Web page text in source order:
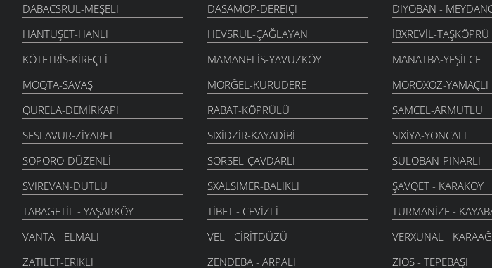
DABACSRUL-MEŞELI
DASAMOP-DEREIÇI DIYOBAN -
HANTUŞET-HANLI
HEVSRUL-ÇAĞLAYAN İBXREVIL-TAŞKÖPRÜ
KÖTETRIS-KIREÇLI
MAMANELIS-YAVUZKÖY MANATBA-YEŞILCE
MOQTA-SAVAŞ
MORĞEL-KURUDERE MOROXOZ-YAMAÇLI
QURELA-DEMIRKAPI
RABAT-KÖPRÜLÜ SAMCEL-ARMUTLU
SESLAVUR-ZIYARET
SIXIDZIR-KAYADIBI SIXIYA-YONCALI
SOPORO-DÜZENLI
SORSEL-ÇAVDARLI SULOBAN-PINARLI
SVIREVAN-DUTLU
SXALSIMER-BALIKLI ŞAVQET - KARAKÖY
TABAGETIL - YAŞARKÖY
TIBET - CEVIZLI TURMANIZE -
VANTA - ELMALI
VEL - CIRITDÜZÜ VERXUNAL -
ZATILET-ERIKLI
ZENDEBA - ARPALI ZIOS - TEPEBAŞI